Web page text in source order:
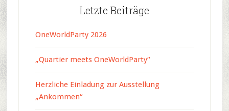
Letzte Beiträge
OneWorldParty 2026
„Quartier meets OneWorldParty“
Herzliche Einladung zur Ausstellung
„Ankommen“